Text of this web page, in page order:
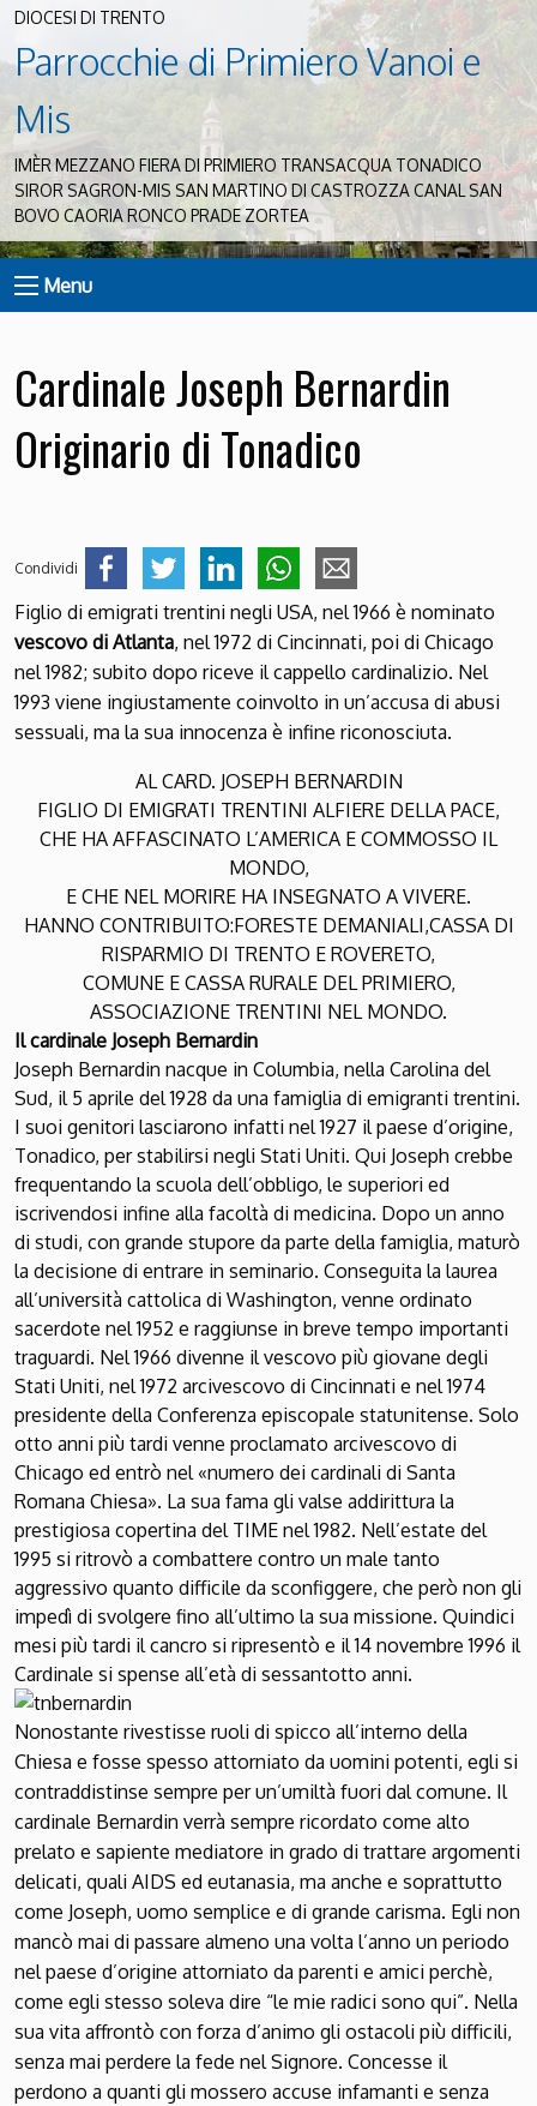
DIOCESI DI TRENTO
Parrocchie di Primiero Vanoi e
Mis
IMÈR MEZZANO FIERA DI PRIMIERO TRANSACQUA TONADICO
SIROR SAGRON-MIS SAN MARTINO DI CASTROZZA CANAL SAN
BOVO CAORIA RONCO PRADE ZORTEA
Menu
Cardinale Joseph Bernardin
Originario di Tonadico
Condividi
Figlio di emigrati trentini negli USA, nel 1966 è nominato
vescovo di Atlanta, nel 1972 di Cincinnati, poi di Chicago
nel 1982; subito dopo riceve il cappello cardinalizio. Nel
1993 viene ingiustamente coinvolto in un’accusa di abusi
sessuali, ma la sua innocenza è infine riconosciuta.
AL CARD. JOSEPH BERNARDIN
FIGLIO DI EMIGRATI TRENTINI ALFIERE DELLA PACE,
CHE HA AFFASCINATO L’AMERICA E COMMOSSO IL
MONDO,
E CHE NEL MORIRE HA INSEGNATO A VIVERE.
HANNO CONTRIBUITO:FORESTE DEMANIALI,CASSA DI
RISPARMIO DI TRENTO E ROVERETO,
COMUNE E CASSA RURALE DEL PRIMIERO,
ASSOCIAZIONE TRENTINI NEL MONDO.
Il cardinale Joseph Bernardin
Joseph Bernardin nacque in Columbia, nella Carolina del
Sud, il 5 aprile del 1928 da una famiglia di emigranti trentini.
I suoi genitori lasciarono infatti nel 1927 il paese d’origine,
Tonadico, per stabilirsi negli Stati Uniti. Qui Joseph crebbe
frequentando la scuola dell’obbligo, le superiori ed
iscrivendosi infine alla facoltà di medicina. Dopo un anno
di studi, con grande stupore da parte della famiglia, maturò
la decisione di entrare in seminario. Conseguita la laurea
all’università cattolica di Washington, venne ordinato
sacerdote nel 1952 e raggiunse in breve tempo importanti
traguardi. Nel 1966 divenne il vescovo più giovane degli
Stati Uniti, nel 1972 arcivescovo di Cincinnati e nel 1974
presidente della Conferenza episcopale statunitense. Solo
otto anni più tardi venne proclamato arcivescovo di
Chicago ed entrò nel «numero dei cardinali di Santa
Romana Chiesa». La sua fama gli valse addirittura la
prestigiosa copertina del TIME nel 1982. Nell’estate del
1995 si ritrovò a combattere contro un male tanto
aggressivo quanto difficile da sconfiggere, che però non gli
impedì di svolgere fino all’ultimo la sua missione. Quindici
mesi più tardi il cancro si ripresentò e il 14 novembre 1996 il
Cardinale si spense all’età di sessantotto anni.
Nonostante rivestisse ruoli di spicco all’interno della
Chiesa e fosse spesso attorniato da uomini potenti, egli si
contraddistinse sempre per un’umiltà fuori dal comune. Il
cardinale Bernardin verrà sempre ricordato come alto
prelato e sapiente mediatore in grado di trattare argomenti
delicati, quali AIDS ed eutanasia, ma anche e soprattutto
come Joseph, uomo semplice e di grande carisma. Egli non
mancò mai di passare almeno una volta l’anno un periodo
nel paese d’origine attorniato da parenti e amici perchè,
come egli stesso soleva dire “le mie radici sono qui”. Nella
sua vita affrontò con forza d’animo gli ostacoli più difficili,
senza mai perdere la fede nel Signore. Concesse il
perdono a quanti gli mossero accuse infamanti e senza